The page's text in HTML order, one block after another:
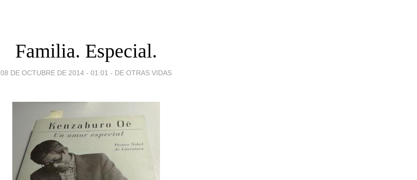
Familia. Especial.
08 DE OCTUBRE DE 2014 - 01:01 - DE OTRAS VIDAS